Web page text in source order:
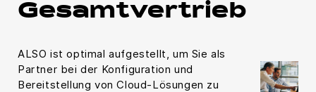
Gesamtvertrieb
ALSO ist optimal aufgestellt, um Sie als
Partner bei der Konfiguration und
Bereitstellung von Cloud-Lösungen zu